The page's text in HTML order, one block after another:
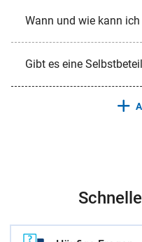
Wann und wie kann
Gibt es eine